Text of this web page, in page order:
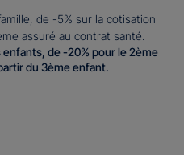
de -5% sur la cotisation
assuré au contrat santé.
de -20% pour le 2ème
du 3ème enfant.